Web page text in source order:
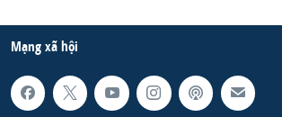
Mạng xã hội